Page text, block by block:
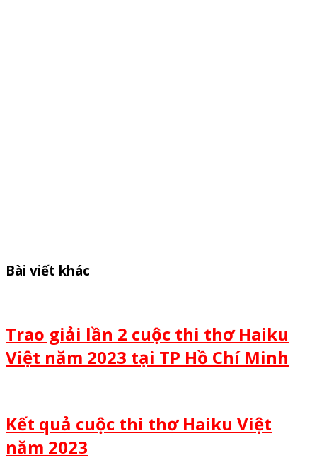
Bài viết khác
Trao giải lần 2 cuộc thi thơ Haiku
Việt năm 2023 tại TP Hồ Chí Minh
Kết quả cuộc thi thơ Haiku Việt
năm 2023